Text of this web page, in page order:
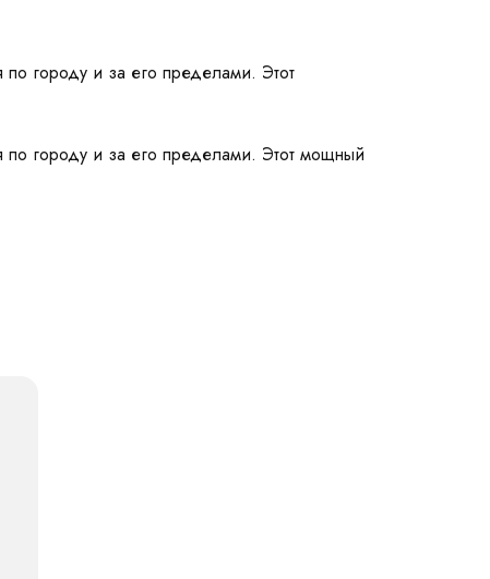
городу и за его пределами. Этот
по городу и за его пределами. Этот мощный